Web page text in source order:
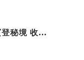
探索瑞士格勞賓登秘境 收藏六種阿爾卑斯夏日療癒之旅